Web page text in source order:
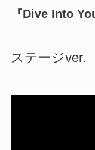
『Dive Into
ステージver.